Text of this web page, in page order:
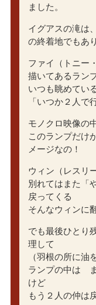
ました。
イグアスの滝は
の終着地でもあ
ファイ（トニー
描いてあるラン
いつも眺めてい
「いつか２人で
モノクロ映像の
このランプだけ
メージなの！
ウィン（レスリ
別れてはまた「
戻ってくる
そんなウィンに
でも最後ひとり
理して
（羽根の所に油
ランプの中は
けど
もう２人の仲は